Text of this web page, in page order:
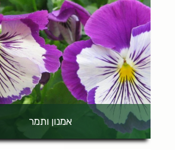
אמנון ותמר